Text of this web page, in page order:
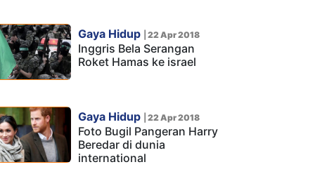
Gaya Hidup 22 Apr 2018
Inggris Bela Serangan
Roket Hamas ke israel
Gaya Hidup 22 Apr 2018
Foto Bugil Pangeran Harry
Beredar di dunia
international